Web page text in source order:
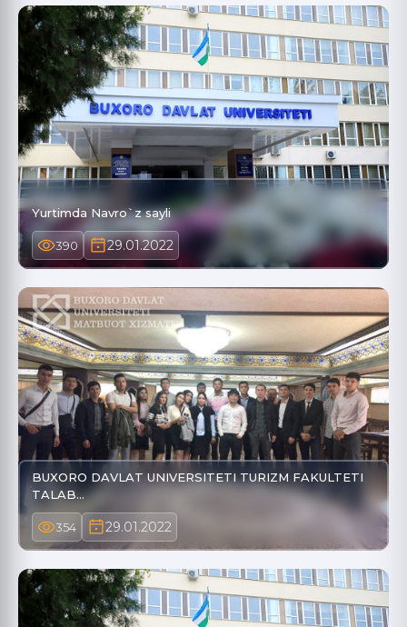
Yurtimda Navro`z sayli
390 29.01.2022
BUXORO DAVLAT UNIVERSITETI TURIZM FAKULTETI
TALAB…
354 29.01.2022